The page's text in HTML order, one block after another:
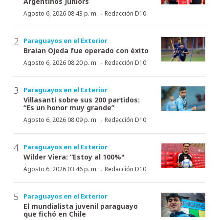
Agosto 6, 2026 08:43 p. m. · Redacción D10
Paraguayos en el Exterior
Braian Ojeda fue operado con éxito
Agosto 6, 2026 08:20 p. m. · Redacción D10
Paraguayos en el Exterior
Villasanti sobre sus 200 partidos:
“Es un honor muy grande”
Agosto 6, 2026 08:09 p. m. · Redacción D10
Paraguayos en el Exterior
Wilder Viera: “Estoy al 100%"
Agosto 6, 2026 03:46 p. m. · Redacción D10
Paraguayos en el Exterior
El mundialista juvenil paraguayo
que fichó en Chile